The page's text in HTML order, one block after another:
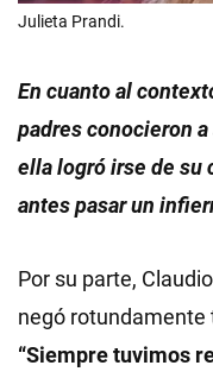
Julieta Prandi.
En cuanto al
padres conocieron
ella logró irse de su
antes pasar un
Por su parte,
negó rotundamente
“Siempre tuvimos